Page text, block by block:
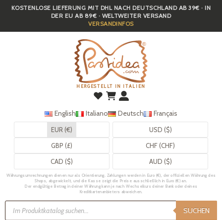
Skip
KOSTENLOSE LIEFERUNG MIT DHL NACH DEUTSCHLAND AB 39€ · IN
DER EU AB 89€ · WELTWEITER VERSAND
VERSANDINFOS
HERGESTELLT IN ITALIEN
English Italiano Deutsch Français
EUR (€)
USD ($)
GBP (£)
CHF (CHF)
CAD ($)
AUD ($)
Währungsumrechnungen dienen nur als Orientierung. Zahlungen werden in Euro (€), der offiziellen Währung des
Shops, abgewickelt, und die Kasse zeigt die Preise ausschließlich in Euro (€) an.
Der endgültige Betrag in deiner Währung kann je nach Wechselkurs deiner Bank oder deines
Kreditkartenanbieters abweichen.
Products
search SUCHEN